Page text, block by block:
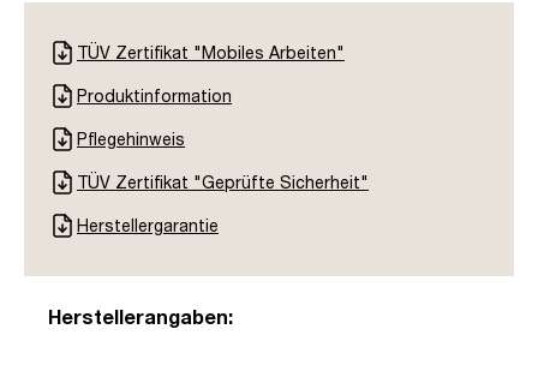
TÜV Zertifikat "Mobiles Arbeiten"
Produktinformation
Pflegehinweis
TÜV Zertifikat "Geprüfte Sicherheit"
Herstellergarantie
Herstellerangaben: